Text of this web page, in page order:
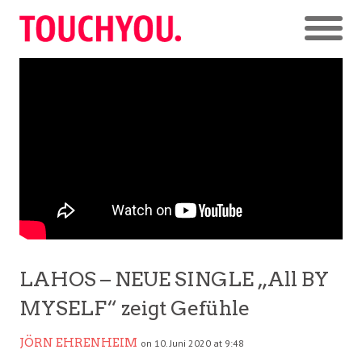
LAHOS – NEUE SINGLE „All BY
MYSELF“ zeigt Gefühle
JÖRN EHRENHEIM on 10. Juni 2020 at 9:48